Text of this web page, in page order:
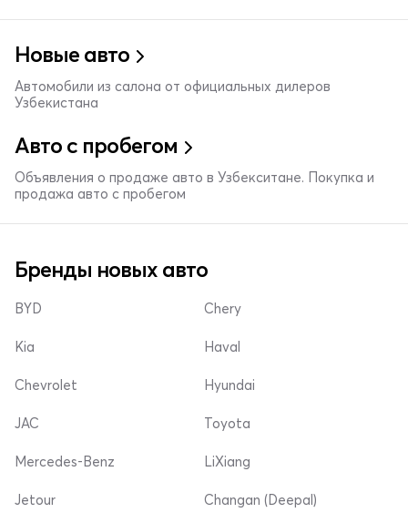
Новые авто
Автомобили из салона от официальных дилеров
Узбекистана
Авто с пробегом
Объявления о продаже авто в Узбекситане. Покупка и
продажа авто с пробегом
Бренды новых авто
BYD
Kia
Chevrolet
Chery
Haval
Hyundai
JAC
Mercedes-Benz
Jetour
Toyota
LiXiang
Changan (Deepal)